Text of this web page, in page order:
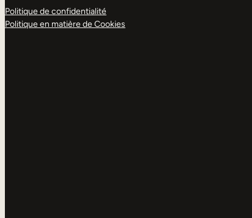
Politique de confidentialité
Politique en matière de Cookies